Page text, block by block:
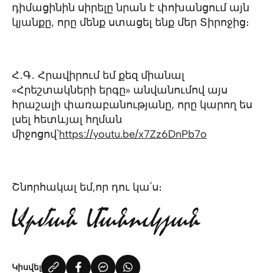
դիմացինին սիրելը նրան է փոխանցում այն
կյանքը, որը մենք ստացել ենք մեր Տիրոջից։
Հ․Գ․ Հրավիրում եմ քեզ միանալ
«Հրեշտակների երգը» անվանումով այս
հրաշալի փառաբանությանը, որը կարող ես
լսել հետևյալ հղման
միջոցով՝https://youtu.be/x7Zz6DnPb7o
Շնորհակալ եմ,որ դու կա՛ս։
Կիսվել